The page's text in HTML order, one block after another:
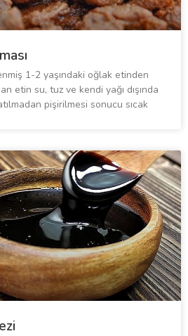
1-2 yaşındaki oğlak etinden
etin su, tuz ve kendi yağı dışında
pişirilmesi sonucu sıcak